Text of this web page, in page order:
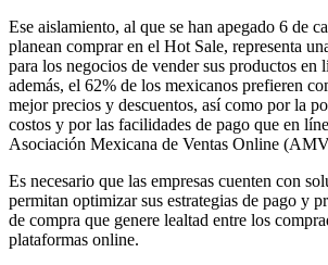
Ese aislamiento, al que se han apegado 6 de
planean comprar en el Hot Sale, representa
para los negocios de vender sus productos en
además, el 62% de los mexicanos prefieren
mejor precios y descuentos, así como por la
costos y por las facilidades de pago que en
Asociación Mexicana de Ventas Online
Es necesario que las empresas cuenten con
permitan optimizar sus estrategias de pago y
de compra que genere lealtad entre los
plataformas online.